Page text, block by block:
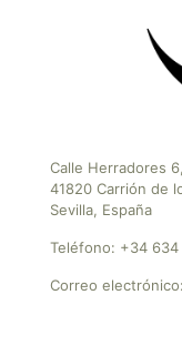
Calle Herradores 6,
41820 Carrión de
Sevilla, España
Teléfono: +34
Correo electrónico: